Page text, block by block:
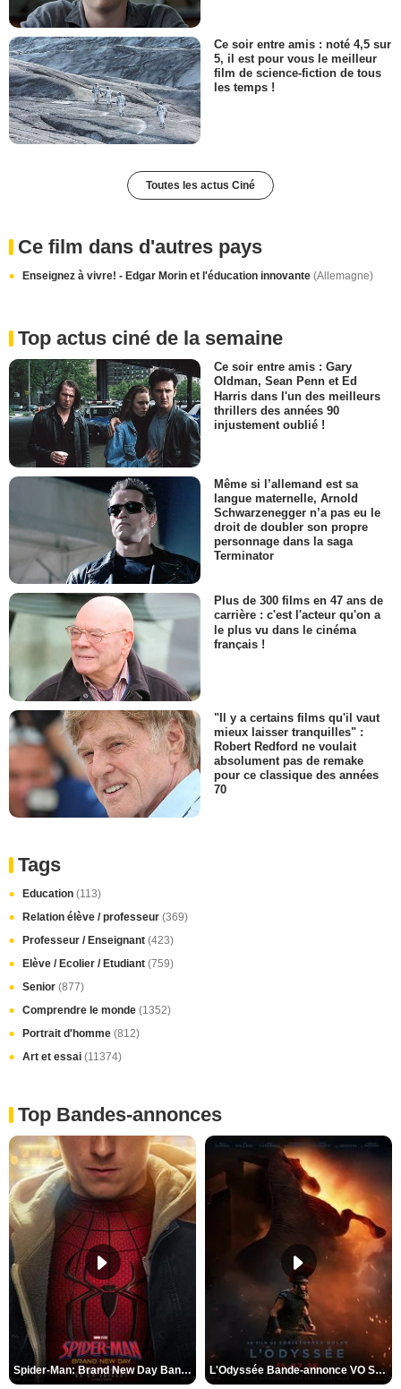
Ce soir entre amis : noté 4,5 sur
5, il est pour vous le meilleur
film de science-fiction de tous
les temps !
Toutes les actus Ciné
Ce film dans d'autres pays
Enseignez à vivre! - Edgar Morin et l'éducation innovante (Allemagne)
Top actus ciné de la semaine
Ce soir entre amis : Gary
Oldman, Sean Penn et Ed
Harris dans l'un des meilleurs
thrillers des années 90
injustement oublié !
Même si l’allemand est sa
langue maternelle, Arnold
Schwarzenegger n’a pas eu le
droit de doubler son propre
personnage dans la saga
Terminator
Plus de 300 films en 47 ans de
carrière : c'est l'acteur qu'on a
le plus vu dans le cinéma
français !
"Il y a certains films qu'il vaut
mieux laisser tranquilles" :
Robert Redford ne voulait
absolument pas de remake
pour ce classique des années
70
Tags
Education (113)
Relation élève / professeur (369)
Professeur / Enseignant (423)
Elève / Ecolier / Etudiant (759)
Senior (877)
Comprendre le monde (1352)
Portrait d'homme (812)
Art et essai (11374)
Top Bandes-annonces
Spider-Man: Brand New Day Bande-annonce VO STFR L'Odyssée Bande-annonce VO STFR